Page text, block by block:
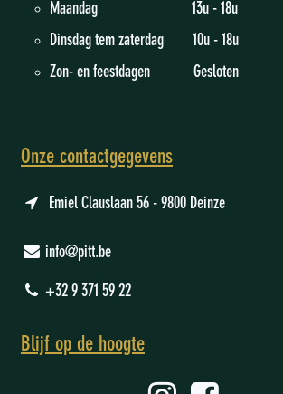
Maandag 13u - 18u
Dinsdag tem zaterdag 10u - 18u
Zon- en feestdagen Gesloten
Onze contactgegevens
Emiel Clauslaan 56 - 9800 Deinze
info@pitt.be
+32 9 371 59 22
Blijf op de hoogte